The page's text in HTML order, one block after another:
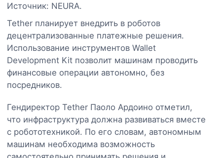
Источник: NEURA.
Tether планирует внедрить в роботов
децентрализованные платежные решения.
Использование инструментов Wallet
Development Kit позволит машинам проводить
финансовые операции автономно, без
посредников.
Гендиректор Tether Паоло Ардоино отметил,
что инфраструктура должна развиваться вместе
с робототехникой. По его словам, автономным
машинам необходима возможность